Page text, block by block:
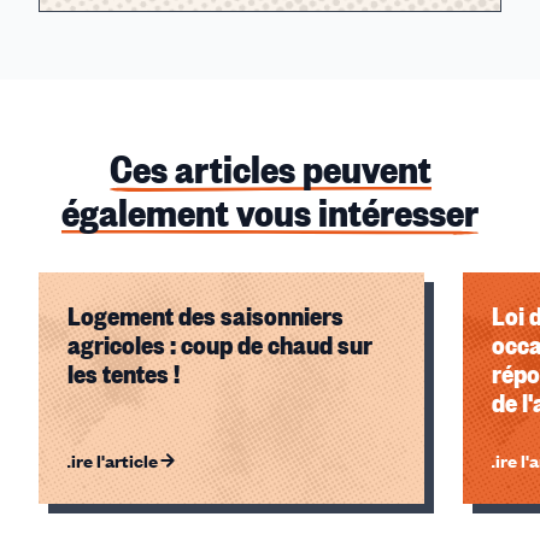
Ces articles peuvent
également vous intéresser
Logement des saisonniers
agricoles : coup de chaud sur
les tentes !
Lire l'article
Loi
de
Lire